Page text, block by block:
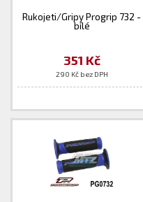
Rukojeti/Gripy Progrip 732 -
bílé
351 Kč
290 Kč bez DPH